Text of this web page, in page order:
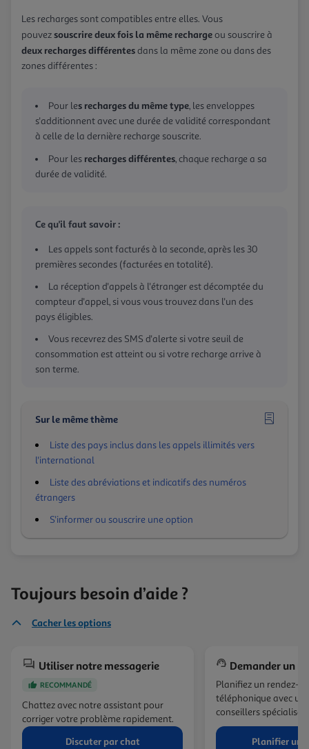
Sur le même thème
Liste des pays inclus dans les appels illimités vers
l'international
Liste des abréviations et indicatifs des numéros
étrangers
S'informer ou souscrire une option
Les recharges sont compatibles entre elles. Vous
pouvezsouscrire deux fois la même rechargeou souscrire à
deux recharges différentesdans la même zone ou dans des
zones différentes :
Pour les recharges du même type, les enveloppes
s'additionnent avec une durée de validité correspondant
à celle de la dernière recharge souscrite.
Pour les recharges différentes, chaque recharge a sa
durée de validité.
Ce qu'il faut savoir :
Les appels sont facturés à la seconde, après les 30
premières secondes (facturées en totalité).
La réception d'appels à l'étranger est décomptée du
compteur d'appel, si vous vous trouvez dans l'un des
pays éligibles.
Vous recevrez des SMS d'alerte si votre seuil de
consommation est atteint ou si votre recharge arrive à
son terme.
Toujours besoin d’aide ?
Cacher les options
Utiliser notre messagerie
RECOMMANDÉ
Chattez avec notre assistant pour
corriger votre problème rapidement.
Discuter par chat
Demander un
Planifiez un rendez-
téléphonique avec un
conseillers spécialisés.
Planifier un